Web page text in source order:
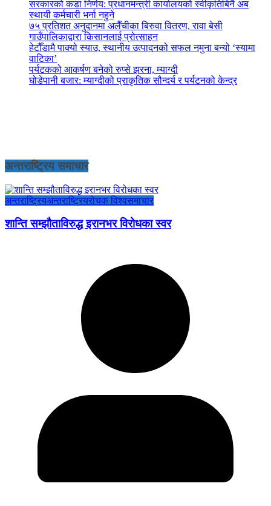
सरकारको कडा निर्णय: प्रधानमन्त्री कार्यालयको स्वीकृतिबिनै अब
स्थायी कर्मचारी भर्ना नहुने
७५ प्रतिशत अनुदानमा अलैँचीका बिरुवा वितरण, रावा बेसी
गाउँपालिकाद्वारा किसानलाई प्रोत्साहन
हेटौँडामै पाक्यो स्याउ, स्थानीय उत्पादनको सफल नमुना बन्यो ‘स्यामा
वाटिका’
पर्यटकको आकर्षण बनेको रुप्से झरना, म्याग्दी
घोडेपानी बजार: म्याग्दीको प्राकृतिक सौन्दर्य र पर्यटनको केन्द्र
अन्तराष्ट्रिय समाचार
अन्तराष्ट्रियअन्तराष्ट्रियरोचक विश्वसमाचार
शान्ति सम्झौताविरुद्ध इरानभर विरोधका स्वर